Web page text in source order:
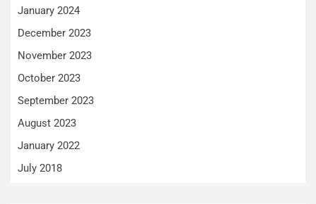
January 2024
December 2023
November 2023
October 2023
September 2023
August 2023
January 2022
July 2018